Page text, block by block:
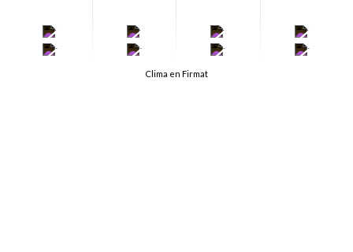
-
-
-
-
-
-
-
-
Clima en Firmat